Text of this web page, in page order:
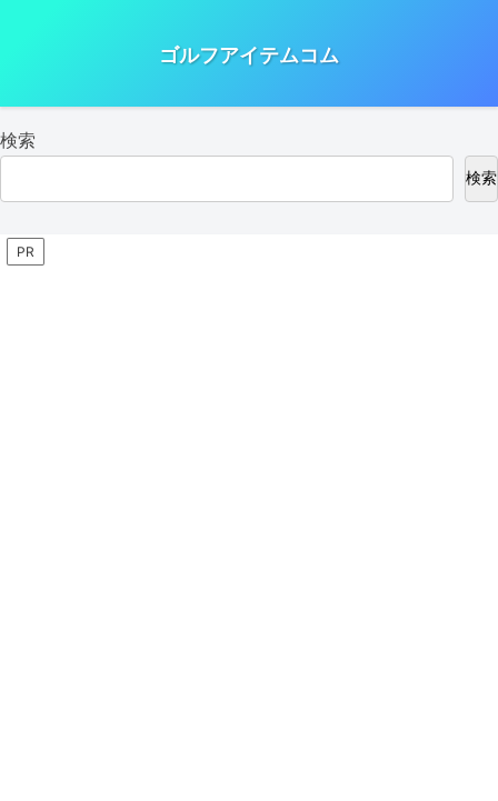
ゴルフアイテムコム
検索
検索
PR